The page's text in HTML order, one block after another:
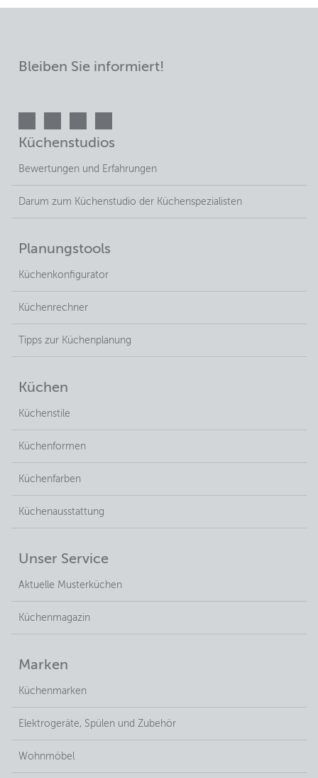
Küchenstudios
Bewertungen und Erfahrungen
Darum zum Küchenstudio der Küchenspezialisten
Planungstools
Küchenkonfigurator
Küchenrechner
Tipps zur Küchenplanung
Küchen
Küchenstile
Küchenformen
Küchenfarben
Küchenausstattung
Unser Service
Aktuelle Musterküchen
Küchenmagazin
Marken
Küchenmarken
Elektrogeräte, Spülen und Zubehör
Wohnmöbel
Bleiben Sie informiert!